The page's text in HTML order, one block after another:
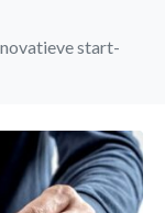
start-